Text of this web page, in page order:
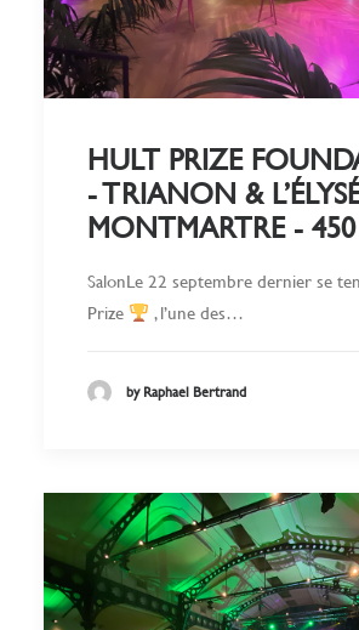
HULT PRIZE
- TRIANON &
MONTMARTRE -
SalonLe 22 septembre dernier se
Prize
, l’une des…
by Raphael Bertrand